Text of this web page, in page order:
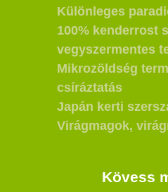
Különleges
100% kenderrost
vegyszermentes
Mikrozöldség
csíráztatás
Japán kerti
Virágmagok,
Kövess